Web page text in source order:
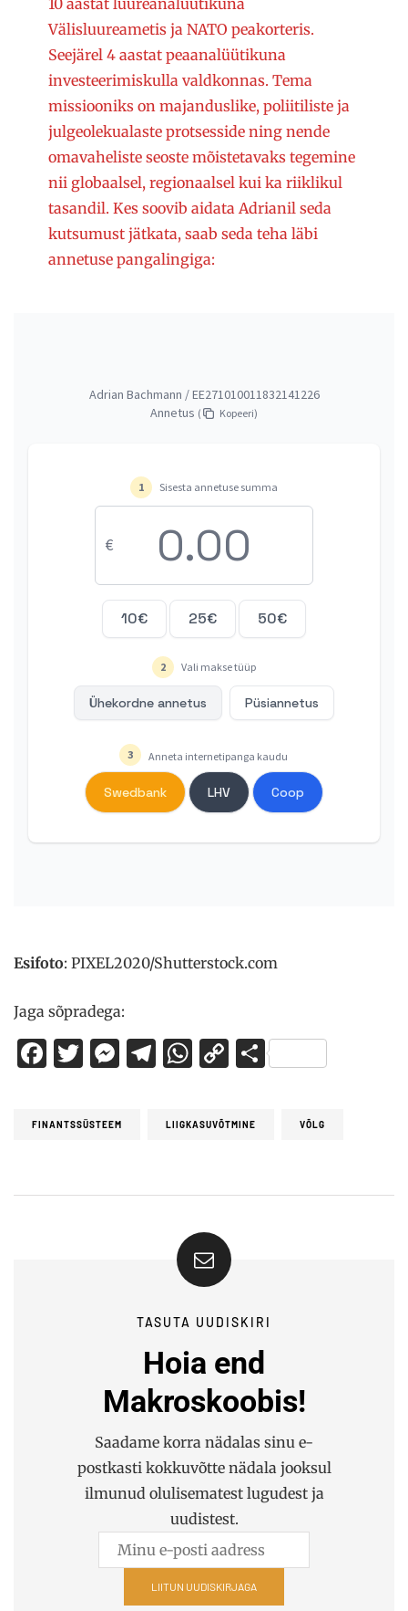
10 aastat luureanalüütikuna
Välisluureametis ja NATO peakorteris.
Seejärel 4 aastat peaanalüütikuna
investeerimiskulla valdkonnas. Tema
missiooniks on majanduslike, poliitiliste ja
julgeolekualaste protsesside ning nende
omavaheliste seoste mõistetavaks tegemine
nii globaalsel, regionaalsel kui ka riiklikul
tasandil. Kes soovib aidata Adrianil seda
kutsumust jätkata, saab seda teha läbi
annetuse pangalingiga:
Esifoto: PIXEL2020/Shutterstock.com
Jaga sõpradega:
Facebook
Twitter
Messenger
Telegram
WhatsApp
CopyShare
FINANTSSÜSTEEM LIIGKASUVÕTMINE VÕLG
TASUTA UUDISKIRI
Hoia end
Makroskoobis!
Saadame korra nädalas sinu e-
postkasti kokkuvõtte nädala jooksul
ilmunud olulisematest lugudest ja
uudistest.
LIITUN UUDISKIRJAGA